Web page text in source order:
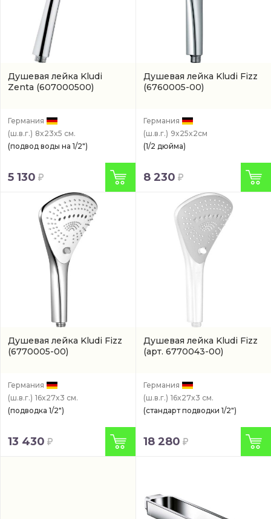
Душевая лейка Kludi
Zenta (607000500)
Германия
(ш.в.г.) 8x23x5 см.
(подвод воды на 1/2")
5 130
Душевая лейка Kludi Fizz
(6760005-00)
Германия
(ш.в.г.) 9x25x2см
(1/2 дюйма)
8 230
Душевая лейка Kludi Fizz
(6770005-00)
Германия
(ш.в.г.) 16x27x3 см.
(подводка 1/2")
13 430
Душевая лейка Kludi Fizz
(арт. 6770043-00)
Германия
(ш.в.г.) 16x27x3 см.
(стандарт подводки 1/2")
18 280